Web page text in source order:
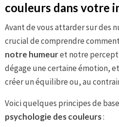
couleurs dans votre
Avant de vous attarder sur des
crucial de comprendre
notre humeuret notre
dégage une certaine émotion,
créer un équilibre ou, au
Voici quelques principes de
psychologie des couleurs: